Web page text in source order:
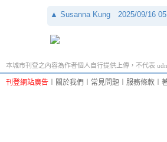
▲ Susanna Kung 2025/09/16
本城市刊登之內容為作者個人自行提供上傳，不代表 udn
刊登網站廣告 關於我們 常見問題 服務條款